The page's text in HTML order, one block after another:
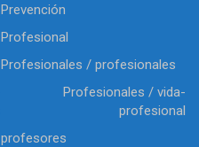
Prevención
Profesional
Profesionales / profesionales
Profesionales / vida-
profesional
profesores